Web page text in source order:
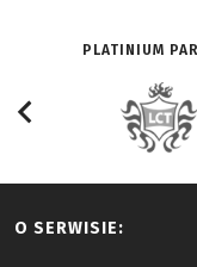
PLATINIUM
O SERWISIE: